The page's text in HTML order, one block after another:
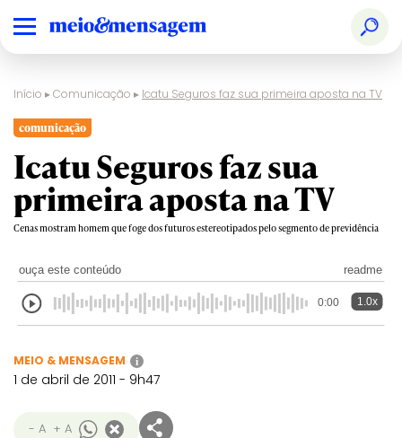
Início ▸Comunicação ▸ Icatu Seguros faz sua primeira aposta na TV
comunicação
Icatu Seguros faz sua
primeira aposta na TV
Cenas mostram homem que foge dos futuros estereotipados pelo segmento de previdência
ouça este conteúdo readme
0:00 1.0x
MEIO & MENSAGEM i
1 de abril de 2011 - 9h47
- A + A